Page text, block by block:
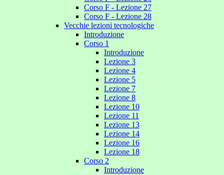
Corso F - Lezione 27
Corso F - Lezione 28
Vecchie lezioni tecnologiche
Introduzione
Corso 1
Introduzione
Lezione 3
Lezione 4
Lezione 5
Lezione 7
Lezione 8
Lezione 10
Lezione 11
Lezione 13
Lezione 14
Lezione 16
Lezione 18
Corso 2
Introduzione